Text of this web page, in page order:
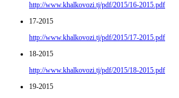
http://www.khalkovozi.tj/pdf/2015/16-2015.pdf
17-2015
http://www.khalkovozi.tj/pdf/2015/17-2015.pdf
18-2015
http://www.khalkovozi.tj/pdf/2015/18-2015.pdf
19-2015